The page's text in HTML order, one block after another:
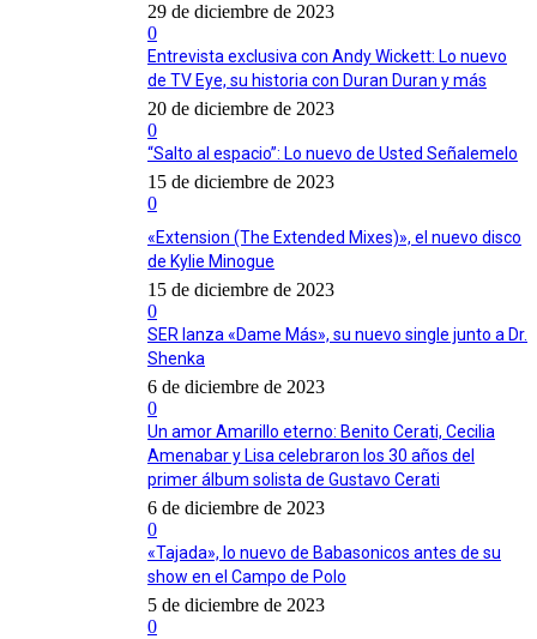
29 de diciembre de 2023
0
Entrevista exclusiva con Andy Wickett: Lo nuevo
de TV Eye, su historia con Duran Duran y más
20 de diciembre de 2023
0
“Salto al espacio”: Lo nuevo de Usted Señalemelo
15 de diciembre de 2023
0
«Extension (The Extended Mixes)», el nuevo disco
de Kylie Minogue
15 de diciembre de 2023
0
SER lanza «Dame Más», su nuevo single junto a Dr.
Shenka
6 de diciembre de 2023
0
Un amor Amarillo eterno: Benito Cerati, Cecilia
Amenabar y Lisa celebraron los 30 años del
primer álbum solista de Gustavo Cerati
6 de diciembre de 2023
0
«Tajada», lo nuevo de Babasonicos antes de su
show en el Campo de Polo
5 de diciembre de 2023
0